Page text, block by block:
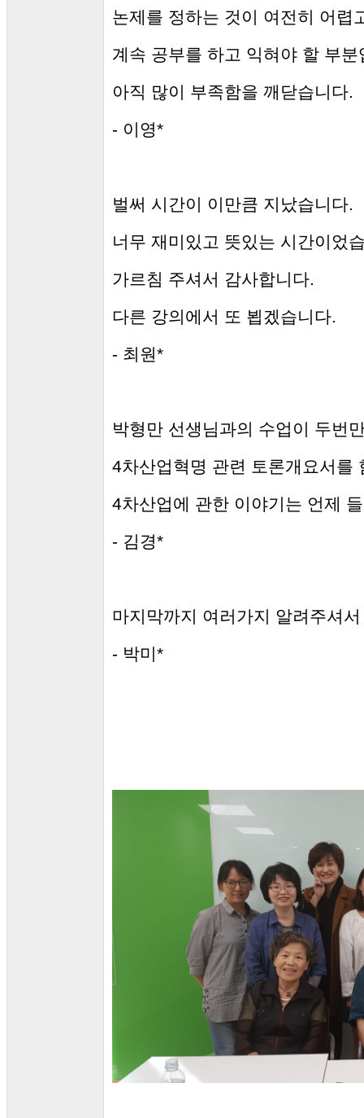
논제를 정하는 것이 여전히 어렵
계속 공부를 하고 익혀야 할 부분
아직 많이 부족함을 깨닫습니다.
- 이영*
벌써 시간이 이만큼 지났습니다.
너무 재미있고 뜻있는 시간이었
가르침 주셔서 감사합니다.
다른 강의에서 또 뵙겠습니다.
- 최원*
박형만 선생님과의 수업이 두번
4차산업혁명 관련 토론개요서를
4차산업에 관한 이야기는 언제
- 김경*
마지막까지 여러가지 알려주셔
- 박미*